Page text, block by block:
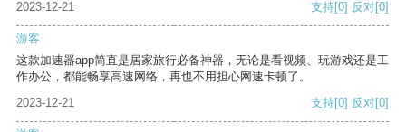
2023-12-21 支持[0] 反对[0]
游客
这款加速器app简直是居家旅行必备神器，无论是看视频、玩游戏还是工
作办公，都能畅享高速网络，再也不用担心网速卡顿了。
2023-12-21
支持[0] 反对[0]